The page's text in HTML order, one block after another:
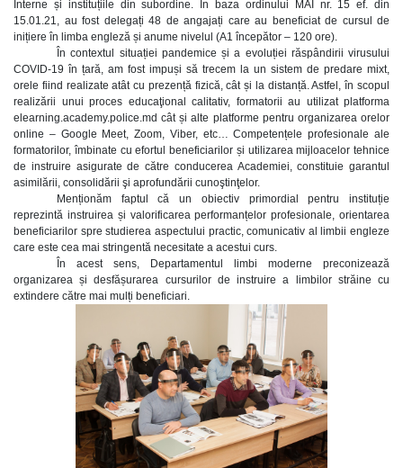
Interne și instituțiile din subordine. În baza ordinului MAI nr. 15 ef. din
15.01.21, au fost delegați 48 de angajați care au beneficiat de cursul de
inițiere în limba engleză și anume nivelul (A1 începător – 120 ore).
În contextul situației pandemice și a evoluției răspândirii virusului
COVID-19 în țară, am fost impuși să trecem la un sistem de predare mixt,
orele fiind realizate atât cu prezență fizică, cât și la distanță. Astfel, în scopul
realizării unui proces educaţional calitativ, formatorii au utilizat platforma
elearning.academy.police.md cât și alte platforme pentru organizarea orelor
online – Google Meet, Zoom, Viber, etc… Competențele profesionale ale
formatorilor, îmbinate cu efortul beneficiarilor și utilizarea mijloacelor tehnice
de instruire asigurate de către conducerea Academiei, constituie garantul
asimilării, consolidării şi aprofundării cunoştinţelor.
Menționăm faptul că un obiectiv primordial pentru instituție
reprezintă instruirea și valorificarea performanțelor profesionale, orientarea
beneficiarilor spre studierea aspectului practic, comunicativ al limbii engleze
care este cea mai stringentă necesitate a acestui curs.
În acest sens, Departamentul limbi moderne preconizează
organizarea și desfășurarea cursurilor de instruire a limbilor străine cu
extindere către mai mulți beneficiari.